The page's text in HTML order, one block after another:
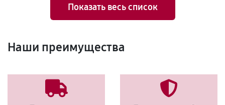
Показать весь список
Наши преимущества